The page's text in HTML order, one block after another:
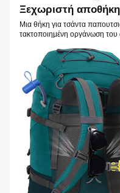
Ξεχωριστή
Μια θήκη για τσάντα
τακτοποιημένη οργάνωση του